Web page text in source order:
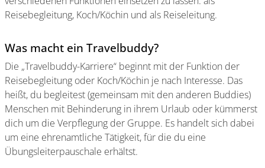
Reisebegleitung, Koch/Köchin und als Reiseleitung.
Was macht ein Travelbuddy?
Die „Travelbuddy-Karriere“ beginnt mit der Funktion der
Reisebegleitung oder Koch/Köchin je nach Interesse. Das
heißt, du begleitest (gemeinsam mit den anderen Buddies)
Menschen mit Behinderung in ihrem Urlaub oder kümmerst
dich um die Verpflegung der Gruppe. Es handelt sich dabei
um eine ehrenamtliche Tätigkeit, für die du eine
Übungsleiterpauschale erhältst.